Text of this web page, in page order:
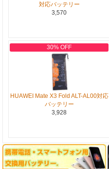
対応バッテリー
3,570
30% OFF
HUAWEI Mate X3 Fold ALT-AL00対応
バッテリー
3,928